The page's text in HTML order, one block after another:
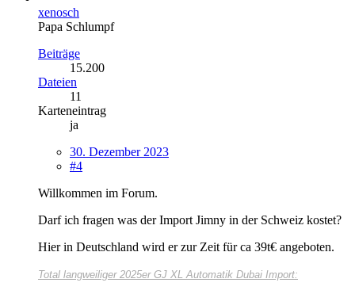
xenosch
Papa Schlumpf
Beiträge
15.200
Dateien
11
Karteneintrag
ja
30. Dezember 2023
#4
Willkommen im Forum.
Darf ich fragen was der Import Jimny in der Schweiz kostet?
Hier in Deutschland wird er zur Zeit für ca 39t€ angeboten.
Total langweiliger 2025er GJ XL Automatik Dubai Import: